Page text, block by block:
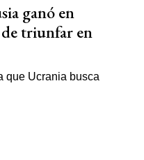
ganó en
triunfar en